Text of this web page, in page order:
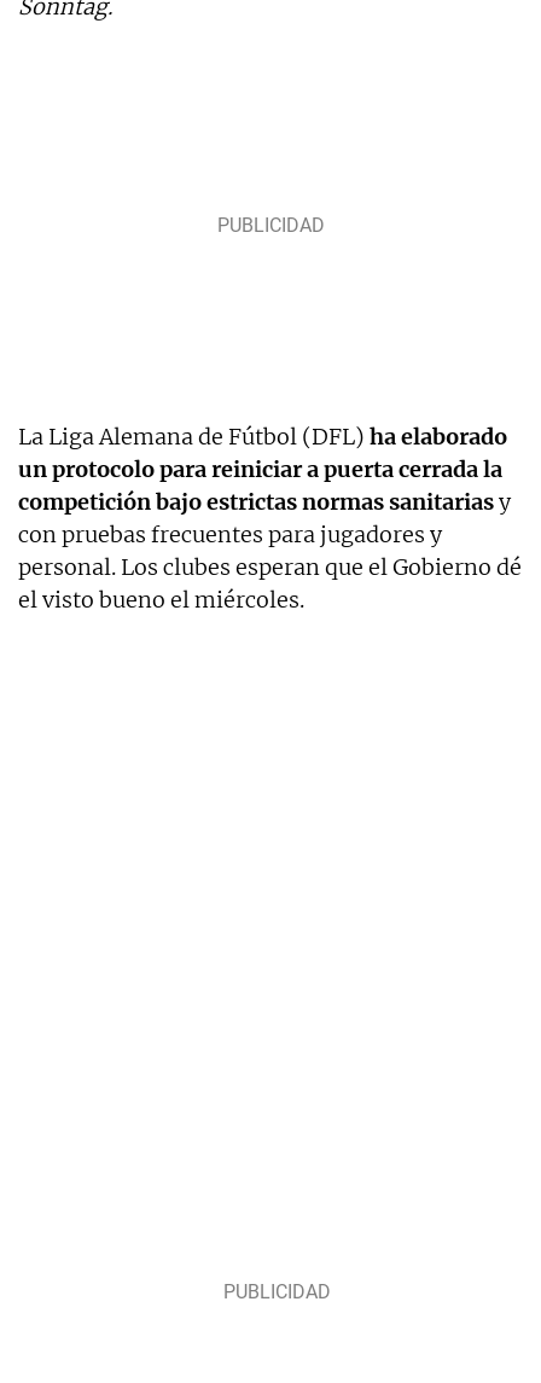
Sonntag.
La Liga Alemana de Fútbol (DFL) ha elaborado
un protocolo para reiniciar a puerta cerrada la
competición bajo estrictas normas sanitariasy
con pruebas frecuentes para jugadores y
personal. Los clubes esperan que el Gobierno dé
el visto bueno el miércoles.